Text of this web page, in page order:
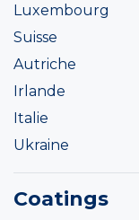
Luxembourg
Suisse
Autriche
Irlande
Italie
Ukraine
Coatings